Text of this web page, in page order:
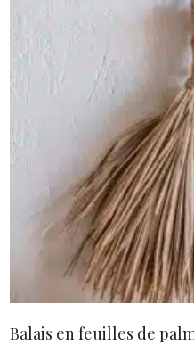
Balais en feuilles de